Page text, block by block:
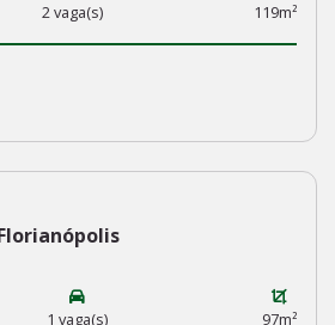
2 vaga(s) 119m²
1 vaga(s) 97m²